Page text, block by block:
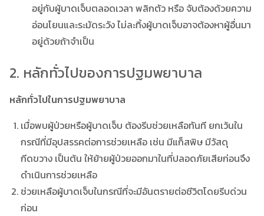
อยู่กับผู้บาดเจ็บตลอดเวลา พลิกตัว หรือ จับต้องด้วยความ
อ่อนโยนและระมัดระวัง ไม่ละทิ้งผู้บาดเจ็บอาจต้องหาผู้อื่นมา
อยู่ด้วยถ้าจำเป็น
2. หลักทั่วไปของการปฐมพยาบาล
หลักทั่วไปในการปฐมพยาบาล
เมื่อพบผู้ป่วยหรือผู้บาดเจ็บ ต้องรีบช่วยเหลือทันที ยกเว้นใน
กรณีที่มีอุปสรรคต่อการช่วยเหลือ เช่น มีแก็สพิษ มีวัสดุ
กีดขวาง เป็นต้น ให้ย้ายผู้ป่วยออกมาในที่ปลอดภัยเสียก่อนจึง
ดำเนินการช่วยเหลือ
ช่วยเหลือผู้บาดเจ็บในกรณีที่จะมีอันตรายต่อชีวิตโดยรีบด่วน
ก่อน